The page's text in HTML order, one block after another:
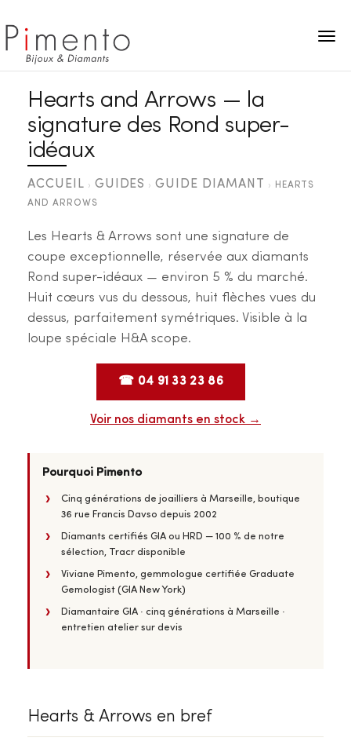
Hearts and Arrows — la
signature des Rond super-
idéaux
ACCUEIL › GUIDES ›GUIDE DIAMANT ›
HEARTS
AND ARROWS
Les Hearts & Arrows sont une signature de
coupe exceptionnelle, réservée aux diamants
Rond super-idéaux — environ 5 % du marché.
Huit cœurs vus du dessous, huit flèches vues du
dessus, parfaitement symétriques. Visible à la
loupe spéciale H&A scope.
☎ 04 91 33 23 86
Voir nos diamants en stock →
Pourquoi Pimento
Cinq générations de joailliers à Marseille, boutique
36 rue Francis Davso depuis 2002
Diamants certifiés GIA ou HRD — 100 % de notre
sélection, Tracr disponible
Viviane Pimento, gemmologue certifiée Graduate
Gemologist (GIA New York)
Diamantaire GIA · cinq générations à Marseille ·
entretien atelier sur devis
Hearts & Arrows en bref